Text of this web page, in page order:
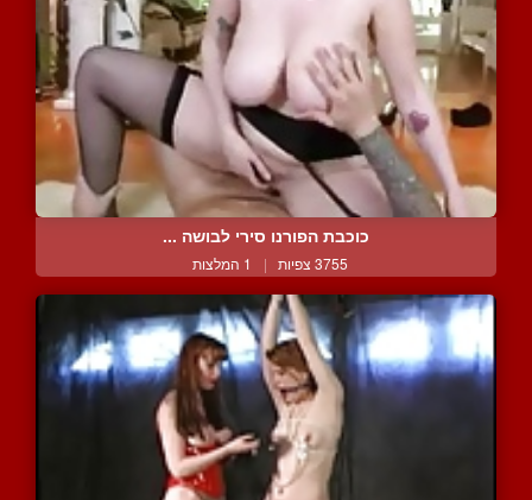
כוכבת הפורנו סירי לבושה ...
3755 צפיות | 1 המלצות